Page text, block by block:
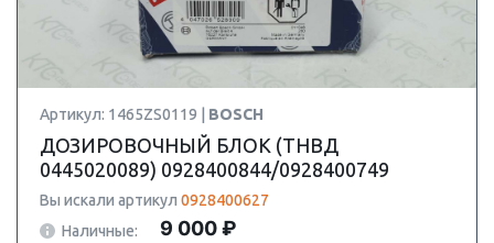
Артикул: 1465ZS0119 | BOSCH
ДОЗИРОВОЧНЫЙ БЛОК (ТНВД
0445020089) 0928400844/0928400749
Вы искали артикул 0928400627
Наличные:
9 000 ₽